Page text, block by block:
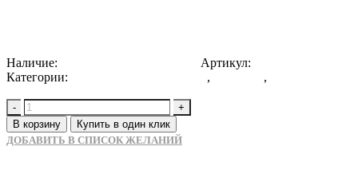
Наличие: Артикул:
Категории:
, ,
-
+
В корзину
Купить в один клик
ДОБАВИТЬ В СПИСОК ЖЕЛАНИЙ